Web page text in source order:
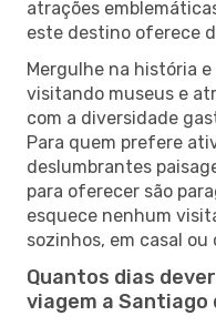
atrações
este destino oferece
Mergulhe na história
visitando museus e
com a diversidade
Para quem prefere
deslumbrantes
para oferecer são
esquece nenhum
sozinhos, em casal ou
Quantos dias
viagem a Santiago